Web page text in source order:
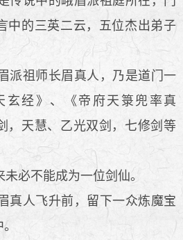
中的三英二云，五位杰出弟子
祖师长眉真人，乃是道门一
玄经》、《帝府天箓兜率真
，天慧、乙光双剑，七修剑等
必不能成为一位剑仙。
人飞升前，留下一众炼魔宝